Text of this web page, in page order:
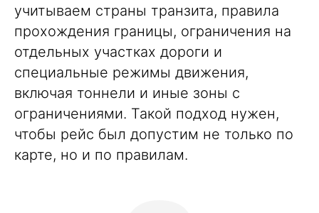
учитываем страны транзита, правила
прохождения границы, ограничения на
отдельных участках дороги и
специальные режимы движения,
включая тоннели и иные зоны с
ограничениями. Такой подход нужен,
чтобы рейс был допустим не только по
карте, но и по правилам.